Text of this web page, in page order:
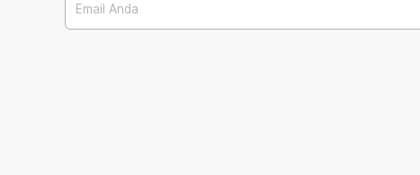
Email Anda